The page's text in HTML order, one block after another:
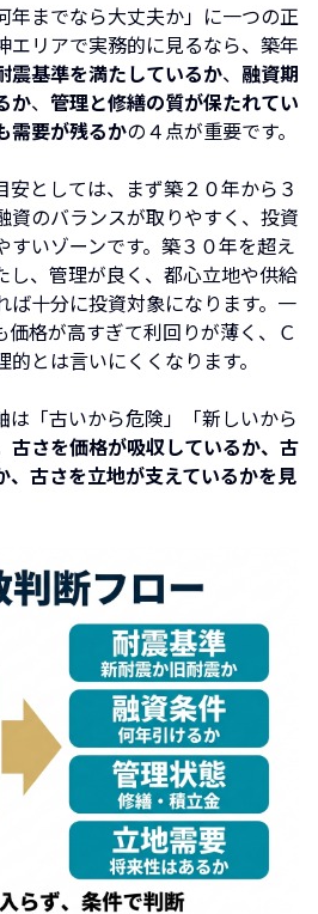
年までなら大丈夫か」に一つの正
エリアで実務的に見るなら、築年
震基準を満たしているか、 融資期
か、 管理と修繕の質が保たれてい
需要が残るかの４点が重要です。
安としては、まず築２０年から３
資のバランスが取りやすく、投資
すいゾーンです。築３０年を超え
し、管理が良く、都心立地や供給
ば十分に投資対象になります。一
価格が高すぎて利回りが薄く、Ｃ
とは言いにくくなります。
は「古いから危険」「新しいから
古さを価格が吸収しているか、古
、古さを立地が支えているかを見